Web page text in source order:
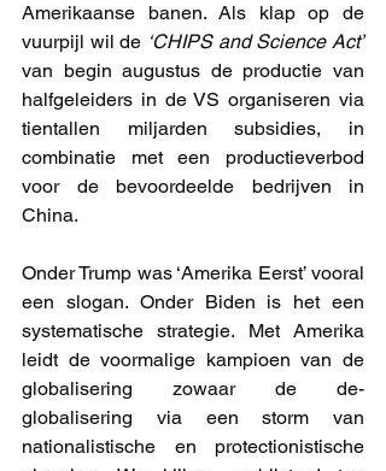
Amerikaanse banen. Als klap op de
vuurpijl wil de ‘CHIPS and Science Act’
van begin augustus de productie van
halfgeleiders in de VS organiseren via
tientallen miljarden subsidies, in
combinatie met een productieverbod
voor de bevoordeelde bedrijven in
China.
Onder Trump was ‘Amerika Eerst’ vooral
een slogan. Onder Biden is het een
systematische strategie. Met Amerika
leidt de voormalige kampioen van de
globalisering zowaar de de-
globalisering via een storm van
nationalistische en protectionistische